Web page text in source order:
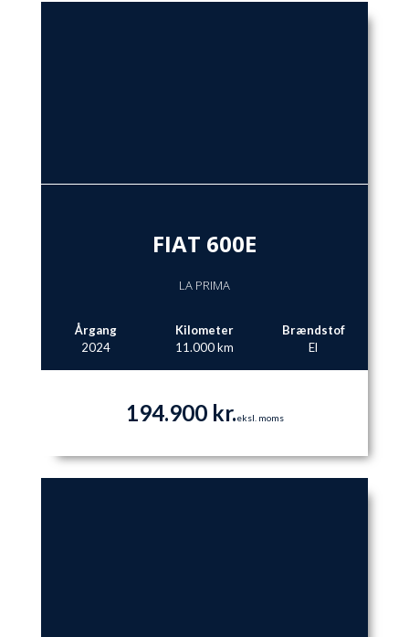
FIAT 600E
LA PRIMA
Årgang
2024
Kilometer
11.000 km
Brændstof
El
194.900 kr.eksl. moms